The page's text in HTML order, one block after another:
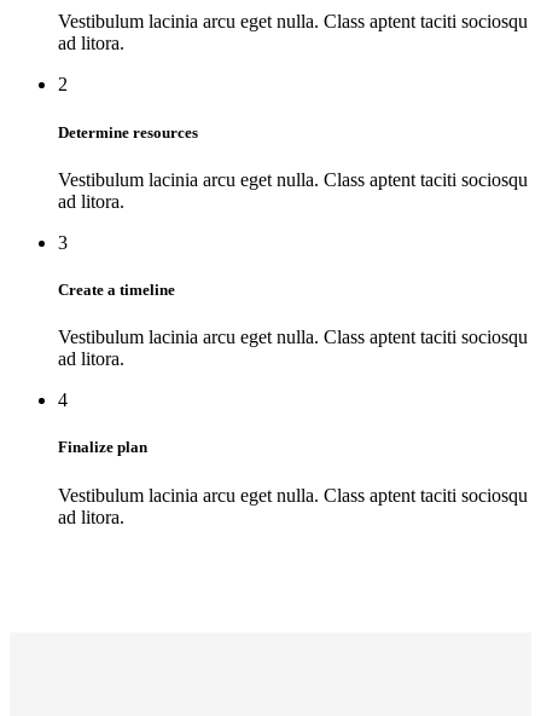
Vestibulum lacinia arcu eget nulla. Class aptent taciti sociosqu
ad litora.
2
Determine resources
Vestibulum lacinia arcu eget nulla. Class aptent taciti sociosqu
ad litora.
3
Create a timeline
Vestibulum lacinia arcu eget nulla. Class aptent taciti sociosqu
ad litora.
4
Finalize plan
Vestibulum lacinia arcu eget nulla. Class aptent taciti sociosqu
ad litora.